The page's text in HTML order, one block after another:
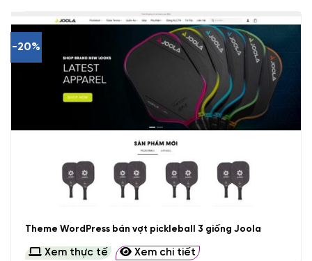
-20%
Theme WordPress bán vợt pickleball 3 giống Joola
Xem thực tế Xem chi tiết